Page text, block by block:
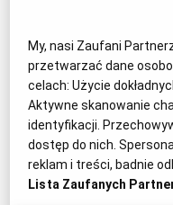
W 21. edycji
dwa honorowe
Stankiewicz, Jacek
z Onetu za cykl
Karola Nawrockiego.
dziennikarze stał się
My, nasi Zaufani
przetwarzać dane
celach:Użycie
Aktywne skanowanie
identyfikacji.
dostęp do nich.
reklam i treści, badnie
Lista Zaufanych